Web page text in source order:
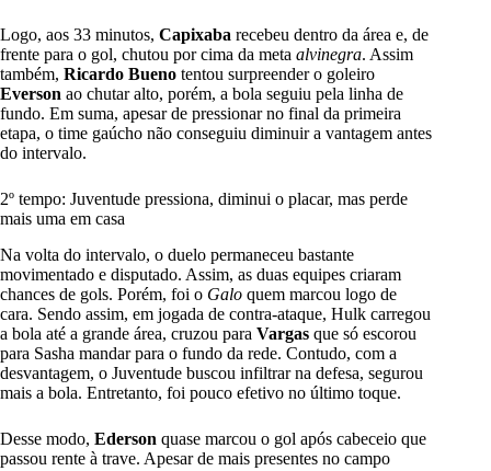
Logo, aos 33 minutos, Capixaba recebeu dentro da área e, de
frente para o gol, chutou por cima da meta alvinegra. Assim
também, Ricardo Bueno tentou surpreender o goleiro
Everson ao chutar alto, porém, a bola seguiu pela linha de
fundo. Em suma, apesar de pressionar no final da primeira
etapa, o time gaúcho não conseguiu diminuir a vantagem antes
do intervalo.
2º tempo: Juventude pressiona, diminui o placar, mas perde
mais uma em casa
Na volta do intervalo, o duelo permaneceu bastante
movimentado e disputado. Assim, as duas equipes criaram
chances de gols. Porém, foi o Galo quem marcou logo de
cara. Sendo assim, em jogada de contra-ataque, Hulk carregou
a bola até a grande área, cruzou para Vargas que só escorou
para Sasha mandar para o fundo da rede. Contudo, com a
desvantagem, o Juventude buscou infiltrar na defesa, segurou
mais a bola. Entretanto, foi pouco efetivo no último toque.
Desse modo, Ederson quase marcou o gol após cabeceio que
passou rente à trave. Apesar de mais presentes no campo